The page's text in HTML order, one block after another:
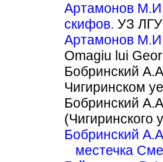
Артамонов
скифов. УЗ ЛГУ
Артамонов М.И.
Omagiu lui
Бобринский
Чигиринском
Бобринский
(Чигиринского
Бобринский
местечка